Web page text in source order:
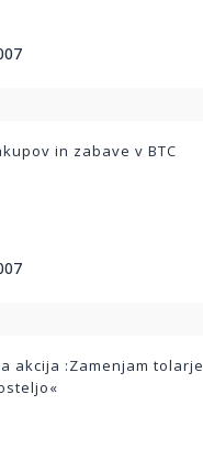
in zabave v BTC
akcija :Zamenjam tolarje